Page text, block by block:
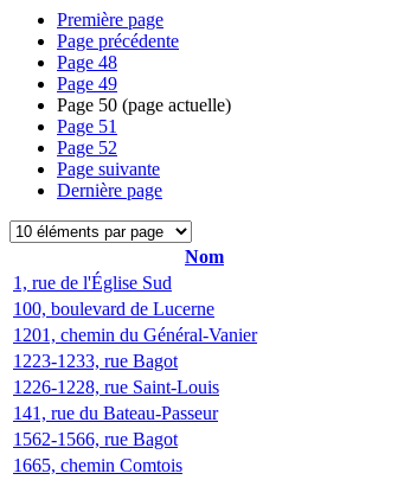
Première page
Page précédente
Page 48
Page 49
Page 50 (page actuelle)
Page 51
Page 52
Page suivante
Dernière page
Nom
1, rue de l'Église Sud
100, boulevard de Lucerne
1201, chemin du Général-Vanier
1223-1233, rue Bagot
1226-1228, rue Saint-Louis
141, rue du Bateau-Passeur
1562-1566, rue Bagot
1665, chemin Comtois